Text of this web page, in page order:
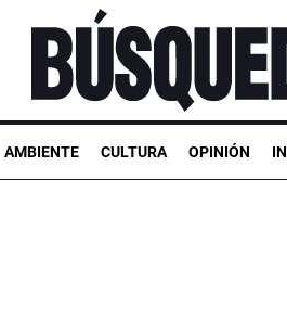
AMBIENTE CULTURA OPINIÓN